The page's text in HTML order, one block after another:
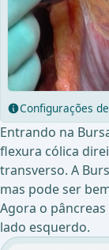
Configurações
Entrando na
flexura cólica
transverso. A
mas pode ser
Agora o
lado esquerdo.